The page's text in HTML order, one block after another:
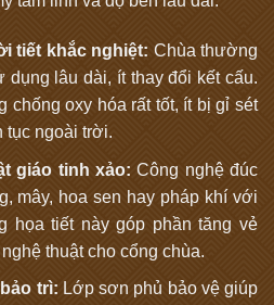
tiết khắc nghiệt: Chùa thường
dụng lâu dài, ít thay đổi kết cấu.
chống oxy hóa rất tốt, ít bị gỉ sét
tục ngoài trời.
giáo tinh xảo: Công nghệ đúc
mây, hoa sen hay pháp khí với
họa tiết này góp phần tăng vẻ
thuật cho cổng chùa.
trì: Lớp sơn phủ bảo vệ giúp